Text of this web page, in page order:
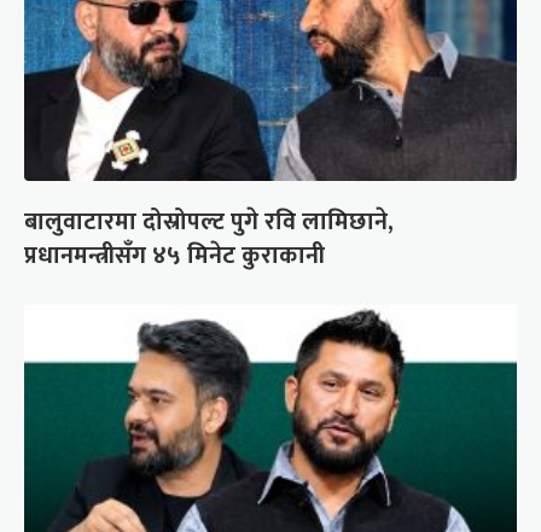
बालुवाटारमा दोस्रोपल्ट पुगे रवि लामिछाने,
प्रधानमन्त्रीसँग ४५ मिनेट कुराकानी